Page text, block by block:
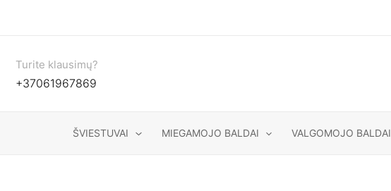
Turite klausimų?
+37061967869
ŠVIESTUVAI MIEGAMOJO BALDAI VALGOMOJO BALDAI